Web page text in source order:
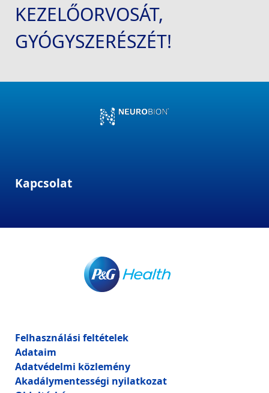
KEZELŐORVOSÁT,
GYÓGYSZERÉSZÉT!
Kapcsolat
Felhasználási feltételek
Adataim
Adatvédelmi közlemény
Akadálymentességi nyilatkozat